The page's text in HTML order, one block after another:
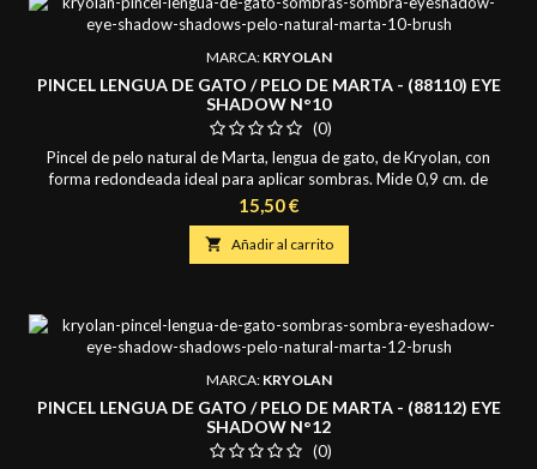
MARCA: KRYOLAN
PINCEL LENGUA DE GATO / PELO DE MARTA - (88110) EYE
SHADOW N°10
(0)
Pincel de pelo natural de Marta, lengua de gato, de Kryolan, con
forma redondeada ideal para aplicar sombras. Mide 0,9 cm. de
ancho y largo de pelo de 1,2 cm.
Precio
15,50 €
 Añadir al carrito
MARCA: KRYOLAN
PINCEL LENGUA DE GATO / PELO DE MARTA - (88112) EYE
SHADOW N°12
(0)